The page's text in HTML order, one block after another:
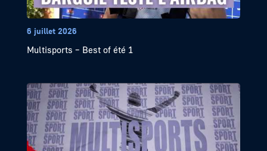
6 juillet 2026
Multisports – Best of été 1